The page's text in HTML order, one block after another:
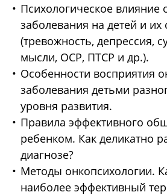
Психологическое влияние
заболевания на детей и их
(тревожность, депрессия,
мысли, ОСР, ПТСР и др.).
Особенности восприятия
заболевания детьми
уровня развития.
Правила эффективного
ребенком. Как деликатно
диагнозе?
Методы онкопсихологии.
наиболее эффективный